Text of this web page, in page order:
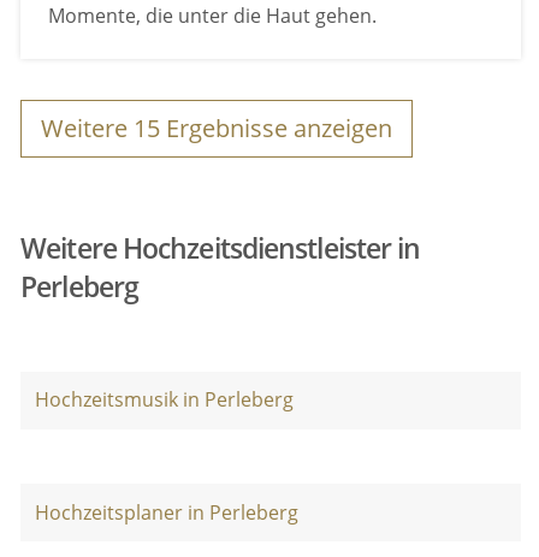
Momente, die unter die Haut gehen.
Weitere 15 Ergebnisse anzeigen
Weitere Hochzeitsdienstleister in
Perleberg
Hochzeitsmusik in Perleberg
Hochzeitsplaner in Perleberg